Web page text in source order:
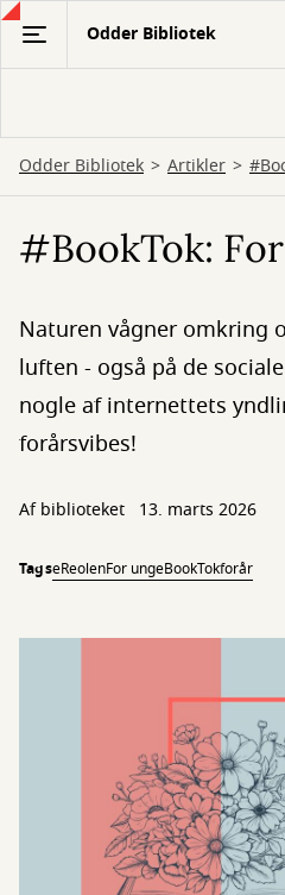
Gå
hovedindhold
Odder Bibliotek
Odder Bibliotek Artikler
#BookTok:
Naturen vågner omkring
luften - også på de
nogle af internettets
forårsvibes!
Af biblioteket 13. marts 2026
TagseReolenFor ungeBookTokforår